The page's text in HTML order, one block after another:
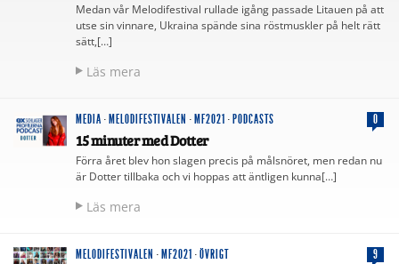
Medan vår Melodifestival rullade igång passade Litauen på att
utse sin vinnare, Ukraina spände sina röstmuskler på helt rätt
sätt,[…]
Läs mera
MEDIA · MELODIFESTIVALEN · MF2021 · PODCASTS 0
15 minuter med Dotter
Förra året blev hon slagen precis på målsnöret, men redan nu
är Dotter tillbaka och vi hoppas att äntligen kunna[…]
Läs mera
MELODIFESTIVALEN · MF2021 ·ÖVRIGT 9